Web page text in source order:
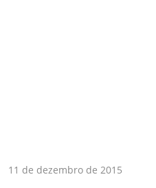
11 de dezembro de 2015